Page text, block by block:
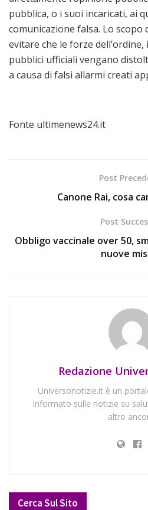
pubblica, o i suoi incaricati, ai
comunicazione falsa. Lo scopo
evitare che le forze
pubblici ufficiali vengano
a causa di falsi allarmi creati
Fonte ultimenews24.it
Post
Canone Rai, cosa
Post
Obbligo vaccinale over 50,
nuove
Redazione
Universonotizie.it è un
informato sulle notizie su
altro
Cerca Sul Sito